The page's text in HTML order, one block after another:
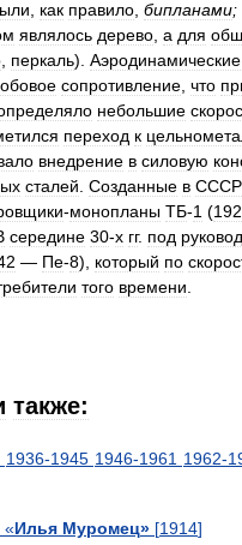
как правило бипланами;
являлось дерево а для
перкаль). Аэродинамические
сопротивление что
небольшие
переход к
внедрение в силовую
сталей Созданные в СССР
-монопланы ТБ-1 (
середине 30-х гг. под
— Пе-8), который по
того времени
также:
1936-1945 1946-1961 1962-
«Илья Муромец» [1914]